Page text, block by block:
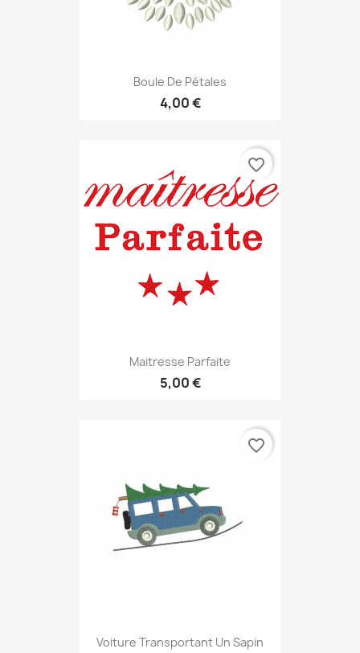
Boule De Pétales
4,00 €
Maitresse Parfaite
5,00 €
favorite_border
Voiture Transportant Un Sapin
favorite_border